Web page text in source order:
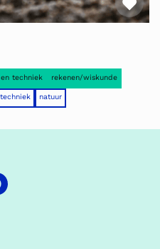
techniek rekenen/wiskunde
natuur